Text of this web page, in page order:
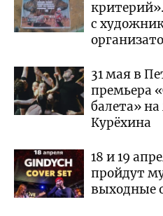
с
31 мая в
премьера
балета»
Курёхина
18 и 19
пройдут
выходные